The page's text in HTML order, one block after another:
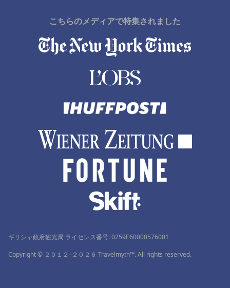
こちらのメディアで特集されました
ギリシャ政府観光局 ライセンス番号: 0259Ε60000576001
Copyright © ２０１２–２０２６ Travelmyth™. All rights reserved.